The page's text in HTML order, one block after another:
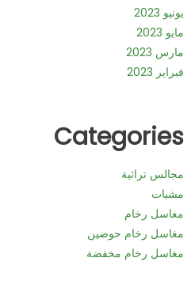
يونيو 2023
مايو 2023
مارس 2023
فبراير 2023
Categories
مجالس تراثية
مشبات
مغاسل رخام
مغاسل رخام حوضين
مغاسل رخام مخفضة